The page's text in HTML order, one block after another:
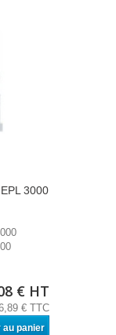
3000
€ HT
€ TTC
au panier